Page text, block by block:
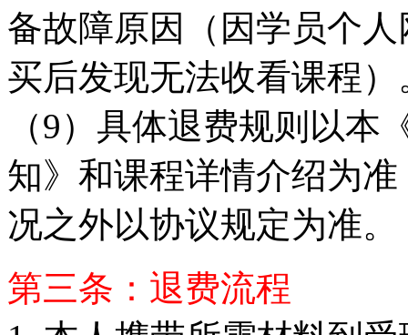
备故障原因（因学员个
买后发现无法收看课程）
（9）具体退费规则以本
知》和课程详情介绍为
况之外以协议规定为准。
第三条：退费流程